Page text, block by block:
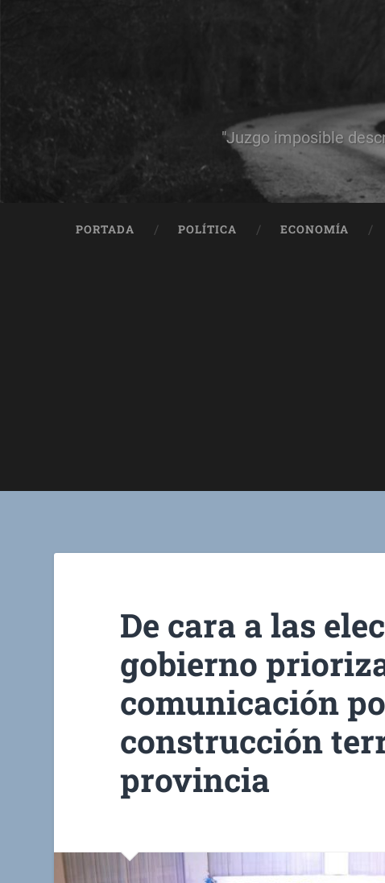
"Juzgo imposible
PORTADA POLÍTICA ECONOMÍA
De cara a las
gobierno
comunicación
construcción
provincia